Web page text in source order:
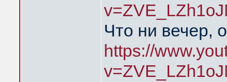
Что ни вечер,
https://